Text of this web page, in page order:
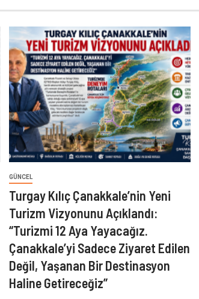
GÜNCEL
Turgay Kılıç Çanakkale’nin Yeni
Turizm Vizyonunu Açıklandı:
“Turizmi 12 Aya Yayacağız.
Çanakkale’yi Sadece Ziyaret Edilen
Değil, Yaşanan Bir Destinasyon
Haline Getireceğiz”